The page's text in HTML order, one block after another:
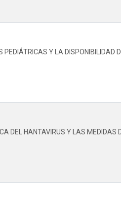
Y LA DISPONIBILIDAD
DEL HANTAVIRUS Y LAS MEDIDAS